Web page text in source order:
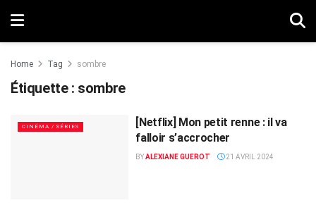
Home Tag sombre
Étiquette : sombre
CINÉMA / SÉRIES
[Netflix] Mon petit renne : il va
falloir s’accrocher
BYALEXIANE GUEROT 21 AVRIL 2024